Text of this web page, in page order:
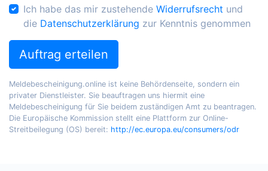
Ich habe das mir zustehende Widerrufsrecht und
die Datenschutzerklärung zur Kenntnis genommen
Auftrag erteilen
Meldebescheinigung.online ist keine Behördenseite, sondern ein
privater Dienstleister. Sie beauftragen uns hiermit eine
Meldebescheinigung für Sie beidem zuständigen Amt zu beantragen.
Die Europäische Kommission stellt eine Plattform zur Online-
Streitbeilegung (OS) bereit: http://ec.europa.eu/consumers/odr